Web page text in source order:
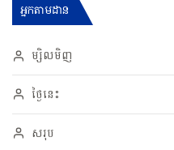
អ្នកតាមដាន
ម្សិលមិញ
ថ្ងៃនេះ
សរុប